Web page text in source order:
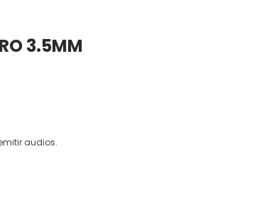
3.5MM
audios.